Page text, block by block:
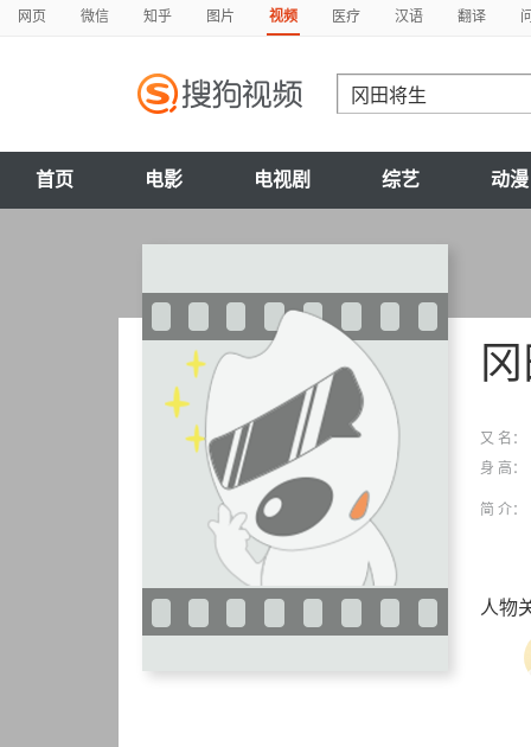
网页 微信 知乎 图片 视频 医疗 汉语 翻译
首页 电影 电视剧 综艺 动漫
又 名：
身 高：
简 介：
人物